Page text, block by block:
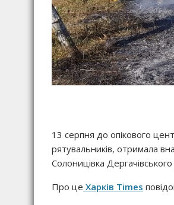
13 серпня до опікового
рятувальників, отримала
Солоницівка
Про це Харків Times